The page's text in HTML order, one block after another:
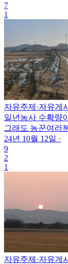
7
1
자유주제 ·자유게
일년농사 수확량
그래도 농꾼여러
24년 10월 12일 ·
9
2
1
자유주제 ·자유게